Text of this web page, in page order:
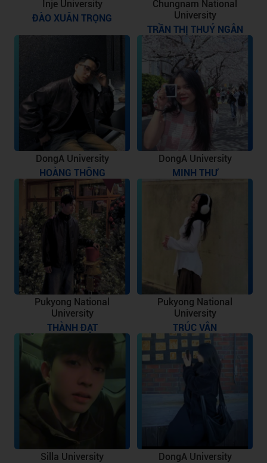
Inje University
ĐÀO XUÂN TRỌNG
Chungnam National
University
TRẦN THỊ THUÝ NGÂN
DongA University
HOÀNG THÔNG
DongA University
MINH THƯ
Pukyong National
University
THÀNH ĐẠT
Pukyong National
University
TRÚC VÂN
Silla University
DongA University